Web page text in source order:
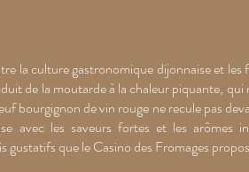
la culture gastronomique dijonnaise et les
de la moutarde à la chaleur piquante, qui
bourgignon de vin rouge ne recule pas
avec les saveurs fortes et les arômes
que le Casino des Fromages